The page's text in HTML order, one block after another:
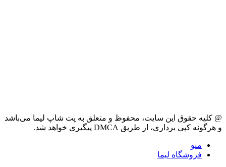
@ کلیه حقوق این سایت، محفوظ و متعلق به پت شاپ لیما می‌باشد
و هرگونه کپی برداری، از طریق DMCA پیگیری خواهد شد.
منو
فروشگاه لیما